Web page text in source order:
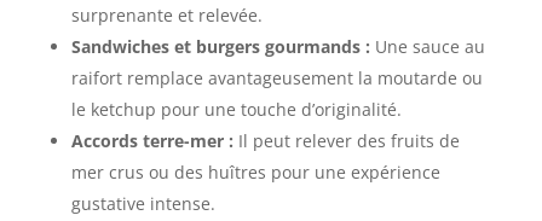
surprenante et relevée.
Sandwiches et burgers gourmands : Une sauce au
raifort remplace avantageusement la moutarde ou
le ketchup pour une touche d’originalité.
Accords terre-mer : Il peut relever des fruits de
mer crus ou des huîtres pour une expérience
gustative intense.